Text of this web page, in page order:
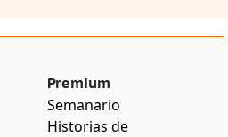
Premium
Semanario
Historias de